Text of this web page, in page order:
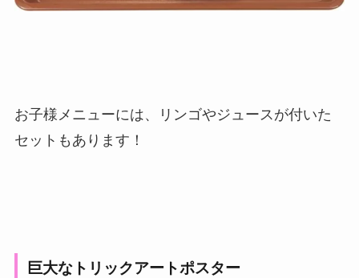
お子様メニューには、リンゴやジュースが付いた
セットもあります！
巨大なトリックアートポスター